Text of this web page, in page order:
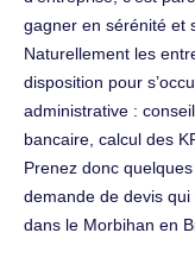
gagner en sérénité et
Naturellement les
disposition pour
administrative :
bancaire, calcul des
Prenez donc
demande de devis
dans le Morbihan en